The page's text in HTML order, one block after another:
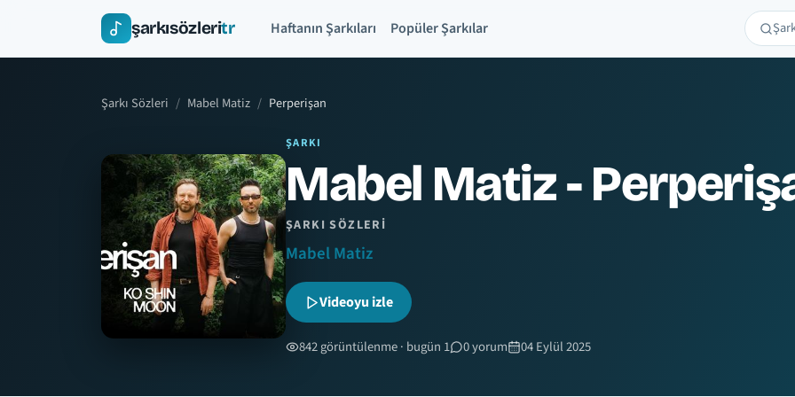
şarkısözleritr Haftanın Şarkıları Popüler Şarkılar Ara
Şarkı Sözleri Mabel Matiz Perperişan
ŞARKI
Mabel Matiz -
ŞARKI SÖZLERI
Mabel Matiz
Videoyu izle
842 görüntülenme · bugün 1 0 yorum 04 Eylül 2025